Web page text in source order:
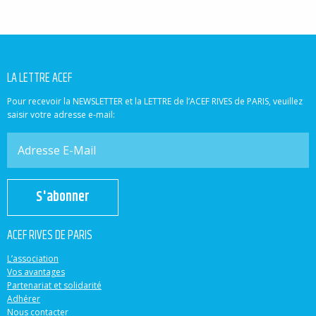
LA LETTRE ACEF
Pour recevoir la NEWSLETTER et la LETTRE de l’ACEF RIVES de PARIS, veuillez
saisir votre adresse e-mail:
S'abonner
ACEF RIVES DE PARIS
L’association
Vos avantages
Partenariat et solidarité
Adhérer
Nous contacter